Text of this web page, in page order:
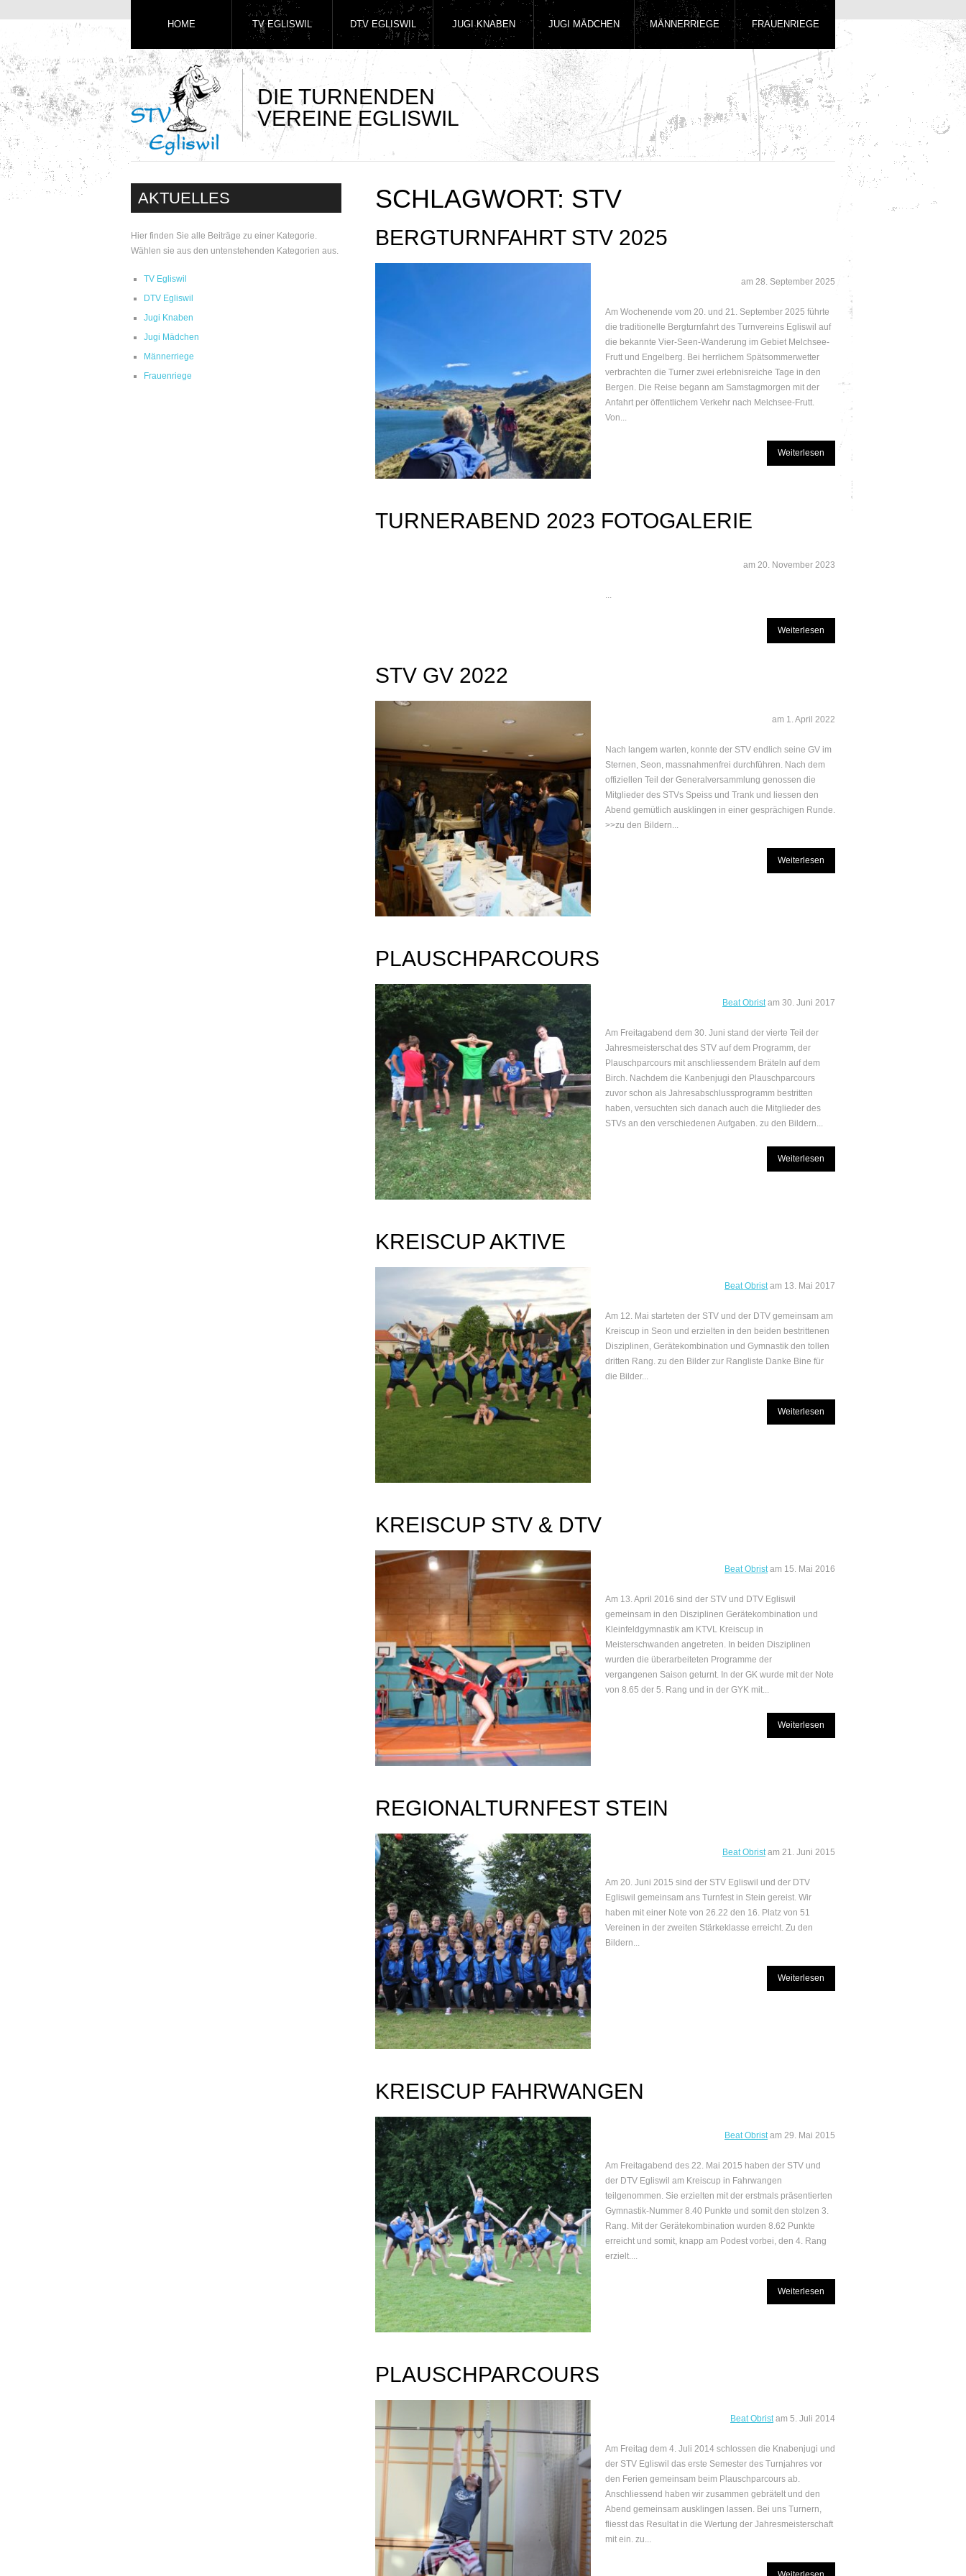
DIE TURNENDEN
VEREINE EGLISWIL
HOME TV EGLISWIL DTV EGLISWIL JUGI KNABEN JUGI MÄDCHEN MÄNNERRIEGE FRAUENRIEGE
AKTUELLES
Hier finden Sie alle Beiträge zu einer Kategorie.
Wählen sie aus den untenstehenden Kategorien aus.
TV Egliswil
DTV Egliswil
Jugi Knaben
Jugi Mädchen
Männerriege
Frauenriege
SCHLAGWORT: STV
BERGTURNFAHRT STV 2025
am 28. September 2025
Am Wochenende vom 20. und 21. September 2025 führte
die traditionelle Bergturnfahrt des Turnvereins Egliswil auf
die bekannte Vier-Seen-Wanderung im Gebiet Melchsee-
Frutt und Engelberg. Bei herrlichem Spätsommerwetter
verbrachten die Turner zwei erlebnisreiche Tage in den
Bergen. Die Reise begann am Samstagmorgen mit der
Anfahrt per öffentlichem Verkehr nach Melchsee-Frutt.
Von...
Weiterlesen
TURNERABEND 2023 FOTOGALERIE
am 20. November 2023
...
Weiterlesen
STV GV 2022
am 1. April 2022
Nach langem warten, konnte der STV endlich seine GV im
Sternen, Seon, massnahmenfrei durchführen. Nach dem
offiziellen Teil der Generalversammlung genossen die
Mitglieder des STVs Speiss und Trank und liessen den
Abend gemütlich ausklingen in einer gesprächigen Runde.
>>zu den Bildern...
Weiterlesen
PLAUSCHPARCOURS
Beat Obristam 30. Juni 2017
Am Freitagabend dem 30. Juni stand der vierte Teil der
Jahresmeisterschat des STV auf dem Programm, der
Plauschparcours mit anschliessendem Bräteln auf dem
Birch. Nachdem die Kanbenjugi den Plauschparcours
zuvor schon als Jahresabschlussprogramm bestritten
haben, versuchten sich danach auch die Mitglieder des
STVs an den verschiedenen Aufgaben. zu den Bildern...
Weiterlesen
KREISCUP AKTIVE
Beat Obristam 13. Mai 2017
Am 12. Mai starteten der STV und der DTV gemeinsam am
Kreiscup in Seon und erzielten in den beiden bestrittenen
Disziplinen, Gerätekombination und Gymnastik den tollen
dritten Rang. zu den Bilder zur Rangliste Danke Bine für
die Bilder...
Weiterlesen
KREISCUP STV & DTV
Beat Obristam 15. Mai 2016
Am 13. April 2016 sind der STV und DTV Egliswil
gemeinsam in den Disziplinen Gerätekombination und
Kleinfeldgymnastik am KTVL Kreiscup in
Meisterschwanden angetreten. In beiden Disziplinen
wurden die überarbeiteten Programme der
vergangenen Saison geturnt. In der GK wurde mit der Note
von 8.65 der 5. Rang und in der GYK mit...
Weiterlesen
REGIONALTURNFEST STEIN
Beat Obristam 21. Juni 2015
Am 20. Juni 2015 sind der STV Egliswil und der DTV
Egliswil gemeinsam ans Turnfest in Stein gereist. Wir
haben mit einer Note von 26.22 den 16. Platz von 51
Vereinen in der zweiten Stärkeklasse erreicht. Zu den
Bildern...
Weiterlesen
KREISCUP FAHRWANGEN
Beat Obristam 29. Mai 2015
Am Freitagabend des 22. Mai 2015 haben der STV und
der DTV Egliswil am Kreiscup in Fahrwangen
teilgenommen. Sie erzielten mit der erstmals präsentierten
Gymnastik-Nummer 8.40 Punkte und somit den stolzen 3.
Rang. Mit der Gerätekombination wurden 8.62 Punkte
erreicht und somit, knapp am Podest vorbei, den 4. Rang
erzielt....
Weiterlesen
PLAUSCHPARCOURS
Beat Obristam 5. Juli 2014
Am Freitag dem 4. Juli 2014 schlossen die Knabenjugi und
der STV Egliswil das erste Semester des Turnjahres vor
den Ferien gemeinsam beim Plauschparcours ab.
Anschliessend haben wir zusammen gebrätelt und den
Abend gemeinsam ausklingen lassen. Bei uns Turnern,
fliesst das Resultat in die Wertung der Jahresmeisterschaft
mit ein. zu...